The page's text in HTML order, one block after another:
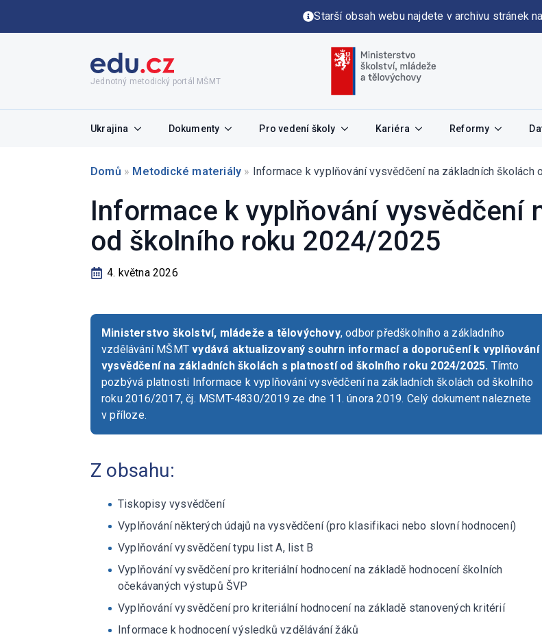
Starší obsah webu najdete v archivu stránek
Jednotný metodický portál MŠMT
Ukrajina Dokumenty Pro vedení školy Kariéra Reformy
Domů » Metodické materiály » Informace k vyplňování vysvědčení na základních školách
Informace k vyplňování vysvědčení
od školního roku 2024/2025
4. května 2026
Ministerstvo školství, mládeže a tělovýchovy, odbor předškolního a základního
vzdělávání MŠMTvydává aktualizovaný souhrn informací a doporučení k vyplňování
vysvědčení na základních školách s platností od školního roku 2024/2025. Tímto
pozbývá platnosti Informace k vyplňování vysvědčení na základních školách od školního
roku 2016/2017, čj. MSMT-4830/2019 ze dne 11. února 2019. Celý dokument naleznete
v příloze.
Z obsahu:
Tiskopisy vysvědčení
Vyplňování některých údajů na vysvědčení (pro klasifikaci nebo slovní hodnocení)
Vyplňování vysvědčení typu list A, list B
Vyplňování vysvědčení pro kriteriální hodnocení na základě hodnocení školních
očekávaných výstupů ŠVP
Vyplňování vysvědčení pro kriteriální hodnocení na základě stanovených kritérií
Informace k hodnocení výsledků vzdělávání žáků